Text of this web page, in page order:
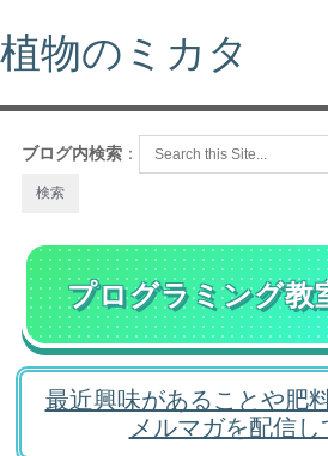
植物のミカタ
ブログ内検索 ：
プログラミング教
最近興味があることや肥
メルマガを配信